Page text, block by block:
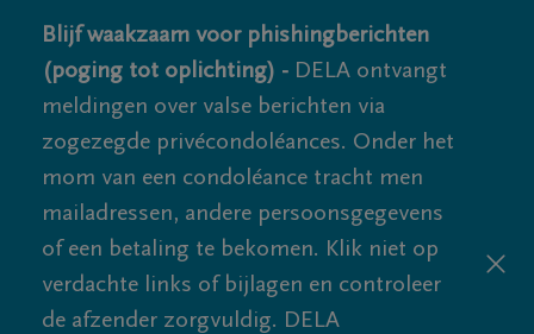
Blijf waakzaam voor phishingberichten
(poging tot oplichting) - DELA ontvangt
meldingen over valse berichten via
zogezegde privécondoléances. Onder het
mom van een condoléance tracht men
mailadressen, andere persoonsgegevens
of een betaling te bekomen. Klik niet op
verdachte links of bijlagen en controleer
de afzender zorgvuldig. DELA